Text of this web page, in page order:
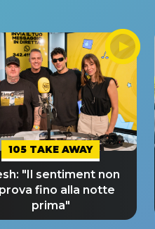
105 TAKE AWAY
"Il sentiment non
fino alla notte
prima"